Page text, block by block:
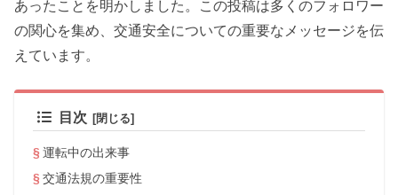
あったことを明かしました。この投稿は多くのフォロワー
の関心を集め、交通安全についての重要なメッセージを伝
えています。
目次
運転中の出来事
交通法規の重要性